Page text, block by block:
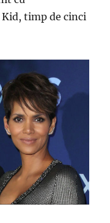
timp de cinci